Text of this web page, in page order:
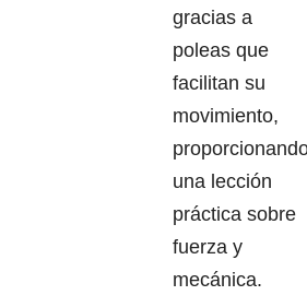
gracias a
poleas que
facilitan su
movimiento,
una lección
práctica sobre
fuerza y
mecánica.